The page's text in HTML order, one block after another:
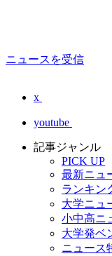
ニュースを受信
x
youtube
記事ジャンル
PICK UP
最新ニュ
ランキン
大学ニュ
小中高ニ
大学発ベ
ニュース